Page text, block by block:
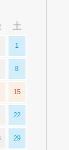
土
1
8
15
22
29